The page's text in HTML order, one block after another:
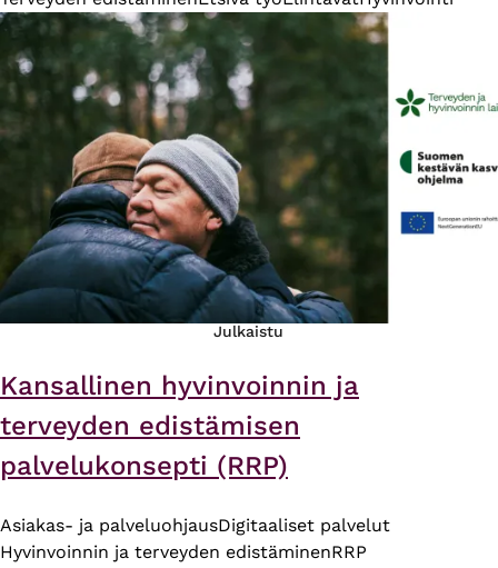
Julkaistu
Kansallinen hyvinvoinnin ja
terveyden edistämisen
palvelukonsepti (RRP)
Asiakas- ja palveluohjausDigitaaliset palvelut
Hyvinvoinnin ja terveyden edistäminenRRP